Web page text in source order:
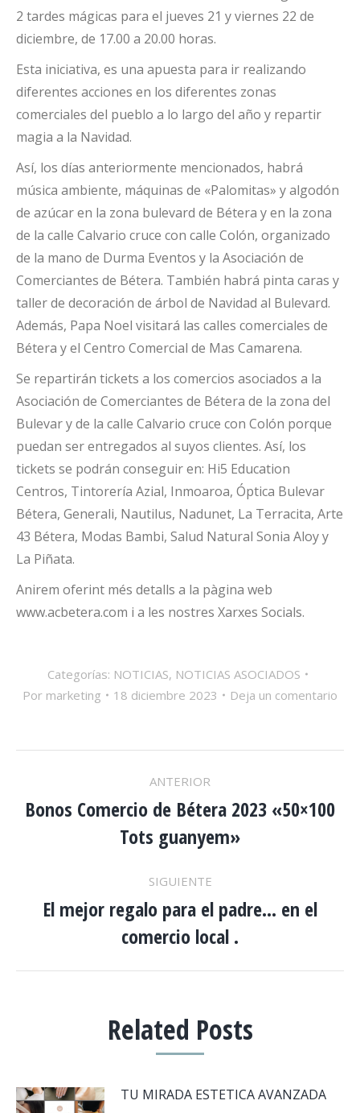
2 tardes mágicas para el jueves 21 y viernes 22 de
diciembre, de 17.00 a 20.00 horas.
Esta iniciativa, es una apuesta para ir realizando
diferentes acciones en los diferentes zonas
comerciales del pueblo a lo largo del año y repartir
magia a la Navidad.
Así, los días anteriormente mencionados, habrá
música ambiente, máquinas de «Palomitas» y algodón
de azúcar en la zona bulevard de Bétera y en la zona
de la calle Calvario cruce con calle Colón, organizado
de la mano de Durma Eventos y la Asociación de
Comerciantes de Bétera. También habrá pinta caras y
taller de decoración de árbol de Navidad al Bulevard.
Además, Papa Noel visitará las calles comerciales de
Bétera y el Centro Comercial de Mas Camarena.
Se repartirán tickets a los comercios asociados a la
Asociación de Comerciantes de Bétera de la zona del
Bulevar y de la calle Calvario cruce con Colón porque
puedan ser entregados al suyos clientes. Así, los
tickets se podrán conseguir en: Hi5 Education
Centros, Tintorería Azial, Inmoaroa, Óptica Bulevar
Bétera, Generali, Nautilus, Nadunet, La Terracita, Arte
43 Bétera, Modas Bambi, Salud Natural Sonia Aloy y
La Piñata.
Anirem oferint més detalls a la pàgina web
www.acbetera.com i a les nostres Xarxes Socials.
Categorías: NOTICIAS, NOTICIAS ASOCIADOS
Por marketing 18 diciembre 2023 Deja un comentario
NAVEGACIÓN
ENTRE
PUBLICACIONES
ANTERIOR
Publicación
anterior:
Bonos Comercio de Bétera 2023 «50×100
Tots guanyem»
SIGUIENTE
Publicación
siguiente:
El mejor regalo para el padre… en el
comercio local .
Related Posts
TU MIRADA ESTETICA AVANZADA